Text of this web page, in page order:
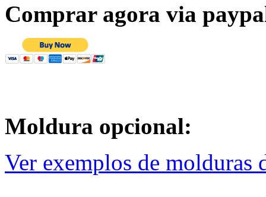
Comprar agora via
Moldura opcional:
Ver exemplos de molduras